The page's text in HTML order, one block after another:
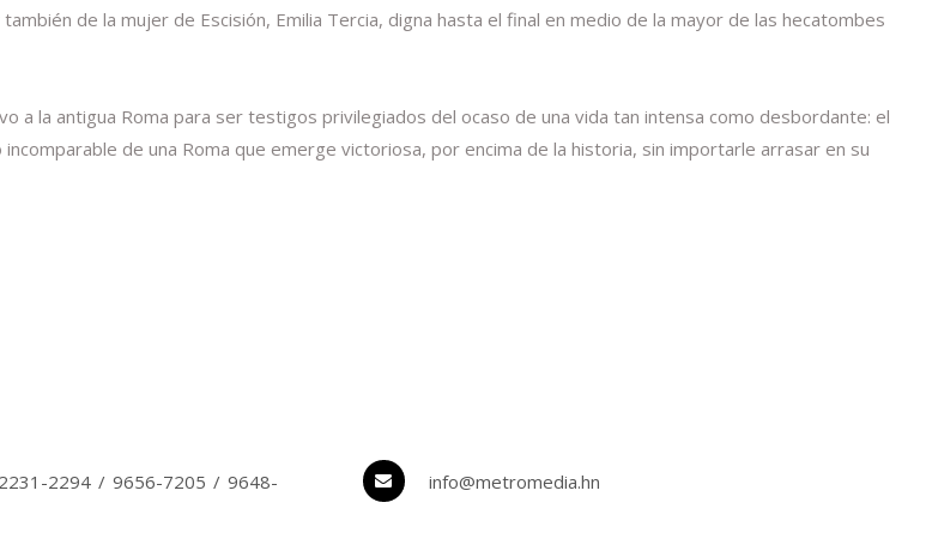
de la mujer de Escisión, Emilia Tercia, digna hasta el final en medio de la mayor de las hecatombes
a la antigua Roma para ser testigos privilegiados del ocaso de una vida tan intensa como desbordante: el
de una Roma que emerge victoriosa, por encima de la historia, sin importarle arrasar en su
2294 / 9656-7205 / 9648-
info@metromedia.hn